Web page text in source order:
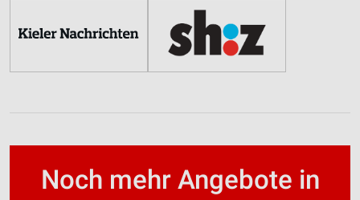
Noch mehr Angebote in